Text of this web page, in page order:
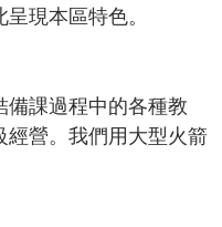
現本區特色。
課過程中的各種教
營。我們用大型火箭